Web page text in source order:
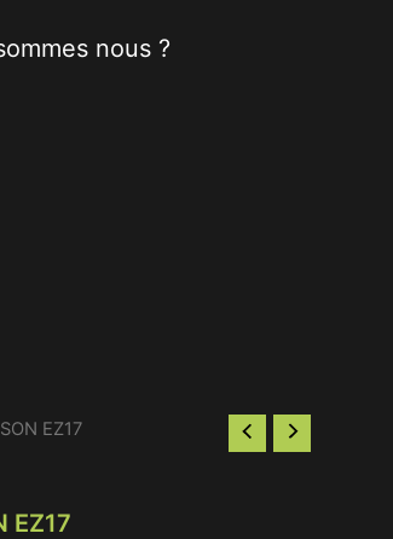
nous ?
EZ17
EZ17